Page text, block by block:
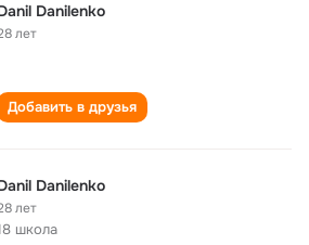
Danil Danilenko
лет
Добавить в друзья
Danilenko
лет
школа